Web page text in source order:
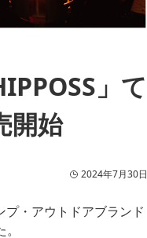
」て
開始
2024年7月30日
・アウトドアブランド